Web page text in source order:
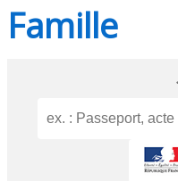
Famille